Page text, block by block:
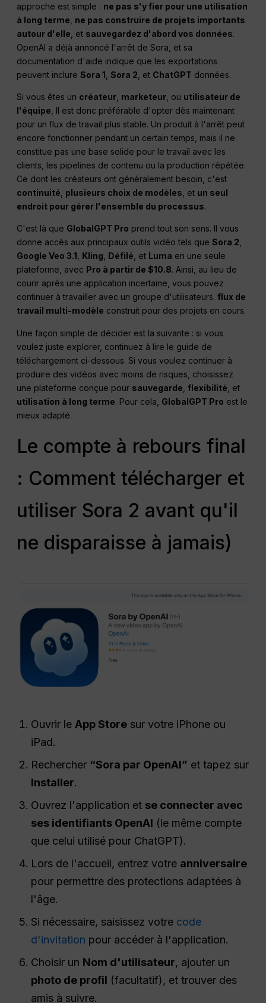
approche est simple : ne pas s'y fier pour une utilisation
à long terme ne pas construire de projets importants
autour d'elle , et sauvegardez d'abord vos données.
OpenAI a déjà annoncé l'arrêt de Sora, et sa
documentation d'aide indique que les exportations
peuvent inclureSora 1 ,Sora 2 , et ChatGPT données.
Si vous êtes un créateur marketeur , ou utilisateur de
l'équipe , Il est donc préférable d'opter dès maintenant
pour un flux de travail plus stable. Un produit à l'arrêt peut
encore fonctionner pendant un certain temps, mais il ne
constitue pas une base solide pour le travail avec les
clients, les pipelines de contenu ou la production répétée.
Ce dont les créateurs ont généralement besoin, c'est
continuité plusieurs choix de modèles , et un seul
endroit pour gérer l'ensemble du processus.
C'est là que GlobalGPT Pro prend tout son sens. Il vous
donne accès aux principaux outils vidéo tels queSora 2
Google Veo 3.1 Kling Défilé , et Luma en une seule
plateforme, avec Pro à partir de $10.8. Ainsi, au lieu de
courir après une application incertaine, vous pouvez
continuer à travailler avec un groupe d'utilisateurs.flux de
travail multi-modèle construit pour des projets en cours.
Une façon simple de décider est la suivante : si vous
voulez juste explorer, continuez à lire le guide de
téléchargement ci-dessous. Si vous voulez continuer à
produire des vidéos avec moins de risques, choisissez
une plateforme conçue pour sauvegarde ,flexibilité , et
utilisation à long terme. Pour cela, GlobalGPT Pro est le
mieux adapté.
Le compte à rebours final
: Comment télécharger et
utiliser Sora 2 avant qu'il
ne disparaisse à jamais)
Ouvrir le App Store sur votre iPhone ou
iPad.
Rechercher “Sora par OpenAI” et tapez sur
Installer.
Ouvrez l'application et se connecter avec
ses identifiants OpenAI (le même compte
que celui utilisé pour ChatGPT).
Lors de l'accueil, entrez votre anniversaire
pour permettre des protections adaptées à
l'âge.
Si nécessaire, saisissez votre code
d'invitation pour accéder à l'application.
Choisir un Nom d'utilisateur, ajouter un
photo de profil (facultatif), et trouver des
amis à suivre.